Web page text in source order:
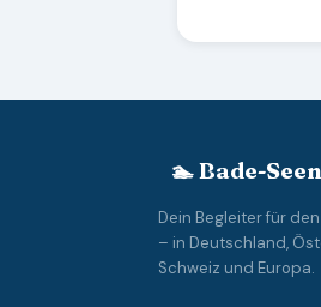
🏊 Bade-
Dein Begleiter für
– in Deutschland,
Schweiz und Europa.